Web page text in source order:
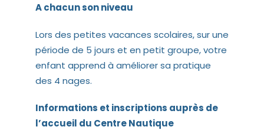
A chacun son niveau
Lors des petites vacances scolaires, sur une
période de 5 jours et en petit groupe, votre
enfant apprend à améliorer sa pratique
des 4 nages.
Informations et inscriptions auprès de
l’accueil du Centre Nautique